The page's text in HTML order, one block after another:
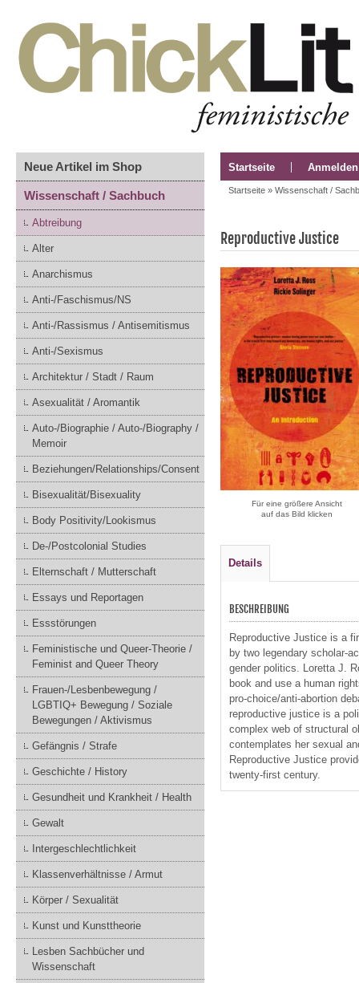
Neue Artikel im Shop
Wissenschaft / Sachbuch
Abtreibung
Alter
Anarchismus
Anti-/Faschismus/NS
Anti-/Rassismus / Antisemitismus
Anti-/Sexismus
Architektur / Stadt / Raum
Asexualität / Aromantik
Auto-/Biographie / Auto-/Biography /
Memoir
Beziehungen/Relationships/Consent
Bisexualität/Bisexuality
Body Positivity/Lookismus
De-/Postcolonial Studies
Elternschaft / Mutterschaft
Essays und Reportagen
Essstörungen
Feministische und Queer-Theorie /
Feminist and Queer Theory
Frauen-/Lesbenbewegung /
LGBTIQ+ Bewegung / Soziale
Bewegungen / Aktivismus
Gefängnis / Strafe
Geschichte / History
Gesundheit und Krankheit / Health
Gewalt
Intergeschlechtlichkeit
Klassenverhältnisse / Armut
Körper / Sexualität
Kunst und Kunsttheorie
Lesben Sachbücher und
Wissenschaft
Startseite Anmelden
Startseite » Wissenschaft /
Reproductive Justice
Für eine größere Ansicht
auf das Bild klicken
Details
BESCHREIBUNG
Reproductive Justice is a
by two legendary scholar-
gender politics. Loretta J.
book and use a human
pro-choice/anti-abortion
reproductive justice is a
complex web of structural
contemplates her sexual
Reproductive Justice
twenty-first century.